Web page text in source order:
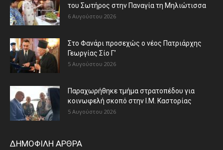
του Σωτήρος στην Παναγία τη Μηλιώτισσα
6 Αυγούστου 2026
Στο Φανάρι προσεχώς ο νέος Πατριάρχης
Γεωργίας Σίο Γ’
5 Αυγούστου 2026
Παραχωρήθηκε τμήμα στρατοπέδου για
κοινωφελή σκοπό στην Ι.Μ. Καστορίας
5 Αυγούστου 2026
ΔΗΜΟΦΙΛΗ ΑΡΘΡΑ